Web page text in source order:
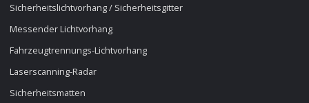
Sicherheitslichtvorhang / Sicherheitsgitter
Messender Lichtvorhang
Fahrzeugtrennungs-Lichtvorhang
Laserscanning-Radar
Sicherheitsmatten